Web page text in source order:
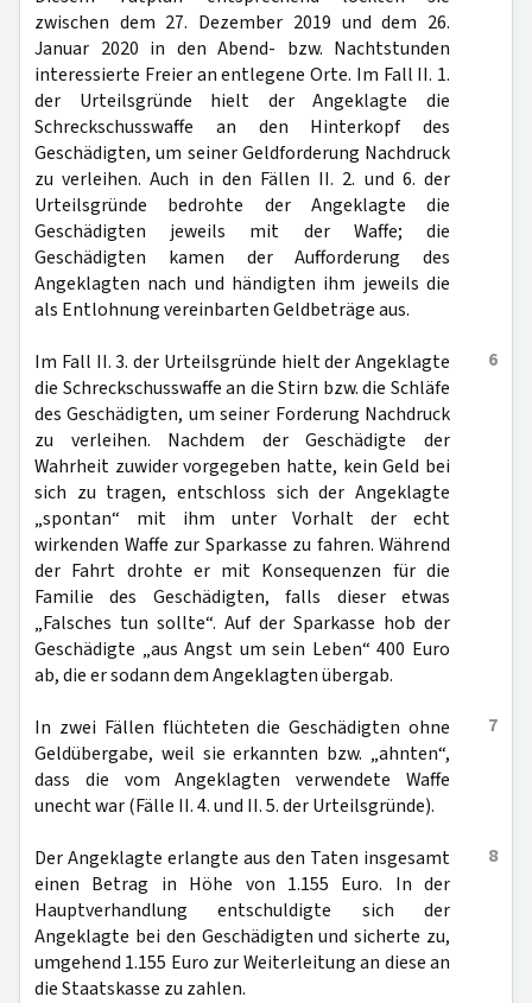
zwischen dem 27. Dezember 2019 und dem 26.
Januar 2020 in den Abend- bzw. Nachtstunden
interessierte Freier an entlegene Orte. Im Fall II. 1.
der Urteilsgründe hielt der Angeklagte die
Schreckschusswaffe an den Hinterkopf des
Geschädigten, um seiner Geldforderung Nachdruck
zu verleihen. Auch in den Fällen II. 2. und 6. der
Urteilsgründe bedrohte der Angeklagte die
Geschädigten jeweils mit der Waffe; die
Geschädigten kamen der Aufforderung des
Angeklagten nach und händigten ihm jeweils die
als Entlohnung vereinbarten Geldbeträge aus.
6
Im Fall II. 3. der Urteilsgründe hielt der Angeklagte
die Schreckschusswaffe an die Stirn bzw. die Schläfe
des Geschädigten, um seiner Forderung Nachdruck
zu verleihen. Nachdem der Geschädigte der
Wahrheit zuwider vorgegeben hatte, kein Geld bei
sich zu tragen, entschloss sich der Angeklagte
„spontan“ mit ihm unter Vorhalt der echt
wirkenden Waffe zur Sparkasse zu fahren. Während
der Fahrt drohte er mit Konsequenzen für die
Familie des Geschädigten, falls dieser etwas
„Falsches tun sollte“. Auf der Sparkasse hob der
Geschädigte „aus Angst um sein Leben“ 400 Euro
ab, die er sodann dem Angeklagten übergab.
7
In zwei Fällen flüchteten die Geschädigten ohne
Geldübergabe, weil sie erkannten bzw. „ahnten“,
dass die vom Angeklagten verwendete Waffe
unecht war (Fälle II. 4. und II. 5. der Urteilsgründe).
8
Der Angeklagte erlangte aus den Taten insgesamt
einen Betrag in Höhe von 1.155 Euro. In der
Hauptverhandlung entschuldigte sich der
Angeklagte bei den Geschädigten und sicherte zu,
umgehend 1.155 Euro zur Weiterleitung an diese an
die Staatskasse zu zahlen.